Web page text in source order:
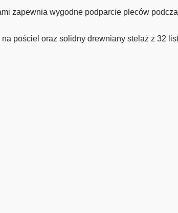
zapewnia wygodne podparcie pleców
pościel oraz solidny drewniany stelaż z 32